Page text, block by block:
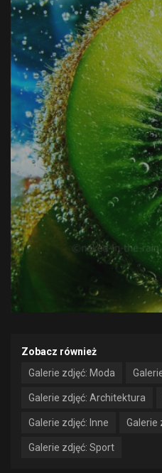
Zobacz również
Galerie zdjęć: Moda
Galerie zdjęć: Architektura
Galerie zdjęć: Inne Galerie
Galerie zdjęć: Sport